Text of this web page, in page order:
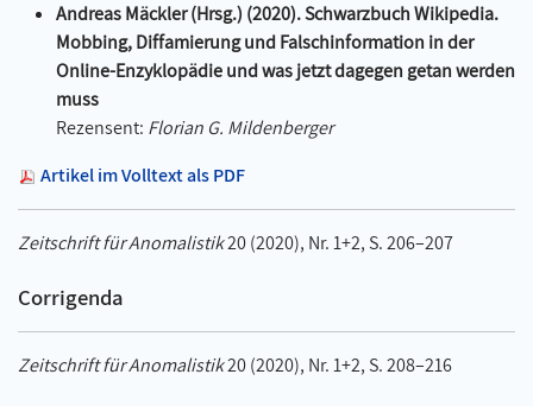
Andreas Mäckler (Hrsg.) (2020). Schwarzbuch Wikipedia.
Mobbing, Diffamierung und Falschinformation in der
Online-Enzyklopädie und was jetzt dagegen getan werden
muss
Rezensent: Florian G. Mildenberger
Artikel im Volltext als PDF
Zeitschrift für Anomalistik20 (2020), Nr. 1+2, S. 206–207
Corrigenda
Zeitschrift für Anomalistik20 (2020), Nr. 1+2, S. 208–216